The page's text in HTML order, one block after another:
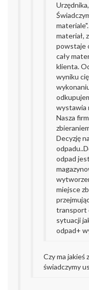
materiał,
powstaje
cały
klienta.
wyniku
wystawia
Nasza
Decyzję
odpadu..
odpad
miejsce
transport
sytuacji
odpad+
Czy ma jakieś
świadczymy